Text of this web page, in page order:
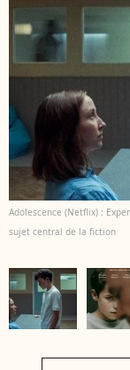
Adolescence (Netflix) :
sujet central de la fiction